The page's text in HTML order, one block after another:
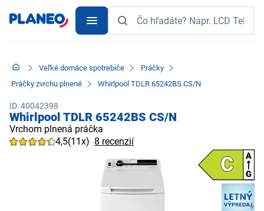
Veľké domáce spotrebiče
Práčky
Práčky zvrchu plnené
Whirlpool TDLR 65242BS CS/N
ID: 40042398
Whirlpool TDLR 65242BS CS/N
Vrchom plnená práčka
4,5(11x) 8 recenzií